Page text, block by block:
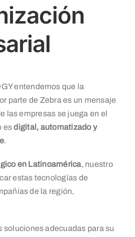
entendemos que la
parte de Zebra es un mensaje
las empresas se juega en el
esdigital, automatizado y
.
en Latinoamérica, nuestro
estas tecnologías de
de la región,
soluciones adecuadas para su